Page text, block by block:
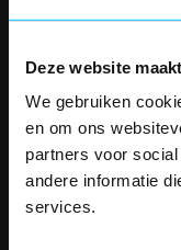
Deze website
We gebruiken
en om ons
partners voor
andere informatie
services.
Email
Contact
TEACO VOF